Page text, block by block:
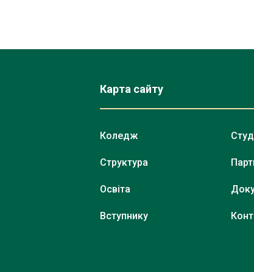
Карта сайту
Коледж
Структура
Освіта
Вступнику